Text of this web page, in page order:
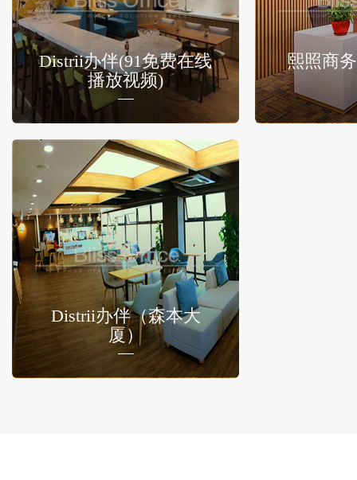
Distrii办伴(91免费在线
播放视频)
熙照商
Distrii办伴（森本大
厦）